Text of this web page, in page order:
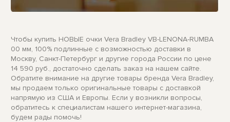
Чтобы купить НОВЫЕ очки Vera Bradley VB-LENONA-RUMBA
00 мм, 100% подлинные с возможностью доставки в
Москву, Санкт-Петербург и другие города России по цене
14 590 руб., достаточно сделать заказ на нашем сайте.
Обратите внимание на другие товары бренда Vera Bradley,
мы продаем только оригинальные товары с доставкой
напрямую из США и Европы. Если у возникли вопросы,
обратитесь к специалистам нашего интернет-магазина,
будем рады помочь!